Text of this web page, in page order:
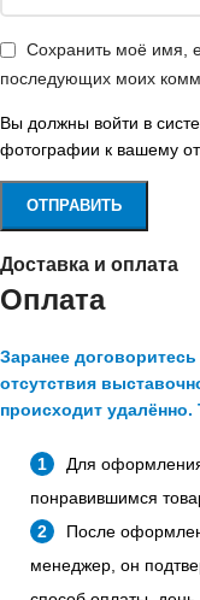
Сохранить моё имя,
последующих моих
Вы должны войти в
фотографии к вашему
Доставка и оплата
Оплата
Заранее
отсутствия
происходит удалённо.
Для
понравившимся
После
менеджер, он